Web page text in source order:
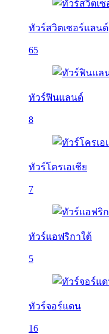
ทัวร์สวิตเซอร์แลนด์
65
ทัวร์ฟินแลนด์
8
ทัวร์โครเอเชีย
7
ทัวร์แอฟริกาใต้
5
ทัวร์จอร์แดน
16